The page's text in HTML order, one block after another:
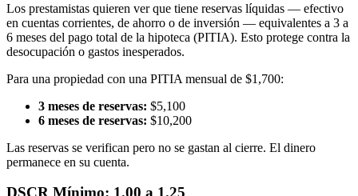
Los prestamistas quieren ver que tiene reservas líquidas — efectivo
en cuentas corrientes, de ahorro o de inversión — equivalentes a 3 a
6 meses del pago total de la hipoteca (PITIA). Esto protege contra la
desocupación o gastos inesperados.
Para una propiedad con una PITIA mensual de $1,700:
3 meses de reservas: $5,100
6 meses de reservas: $10,200
Las reservas se verifican pero no se gastan al cierre. El dinero
permanece en su cuenta.